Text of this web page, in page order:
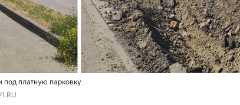
под платную парковку